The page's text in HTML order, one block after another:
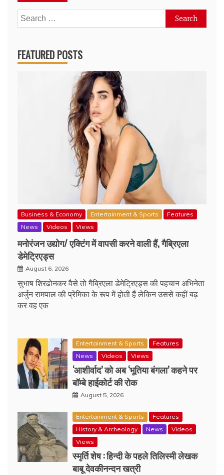
Search
for:
FEATURED POSTS
Business & Economy Entertainment & Sports
Features
News
Videos Views
मनोरंजन उद्योग/ एक्टिंग में वापसी करने वाली हैं, गैब्रिएला
डेमेट्रिएड्स
August 6, 2026
सुभाष शिरढोनकर वैसे तो गैब्रिएला डेमेट्रिएड्स की पहचान अभिनेता
अर्जुन रामपाल की प्रेमिका के रूप में होती हैं लेकिन उससे कहीं बढ़
कर वह एक
Entertainment & Sports
Features
News
Videos Views
‘आशीर्वाद’ को अब ‘भूतिया बंगला’ कहने पर
बॉम्बे हाईकोर्ट की रोक
August 5, 2026
Entertainment & Sports
Features
History & Archeology
News
Videos
Views
स्मृर्ति शेष : हिन्दी के पहले तिलिस्मी लेखक
बाबू देवकीनन्दन खत्री